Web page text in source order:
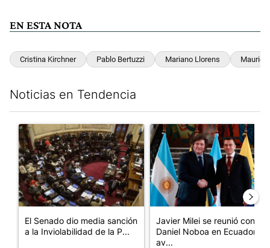
EN ESTA NOTA
Cristina Kirchner Pablo Bertuzzi Mariano Llorens
Noticias en Tendencia
Un artículo de tendencia con el título "El Senado dio media
El Senado dio media sanción
a la Inviolabilidad de la P...
Un artículo de tendencia con
Javier Milei se reunió con
Daniel Noboa en Ecuador y
av...